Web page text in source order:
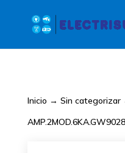
Inicio → Sin categorizar